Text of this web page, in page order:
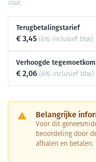
staat.
Terugbetalingstarief
€ 3,45 (6% inclusief btw)
Verhoogde
€ 2,06 (6% inclusief btw)
Belangrijke
Voor dit
beoordeling door
afhalen en betalen.